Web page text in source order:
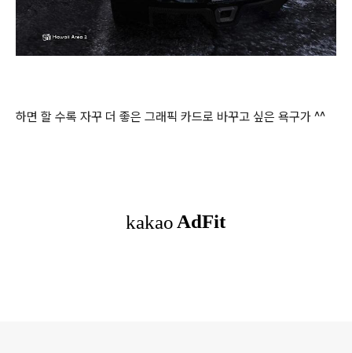
하면 할 수록 자꾸 더 좋은 그래픽 카드로 바꾸고 싶은 욕구가 ^^